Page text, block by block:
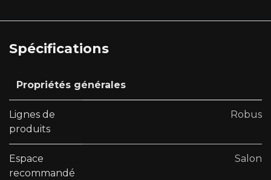
Spécifications
Propriétés générales
Lignes de
produits
Robus
Espace
recommandé
Salon